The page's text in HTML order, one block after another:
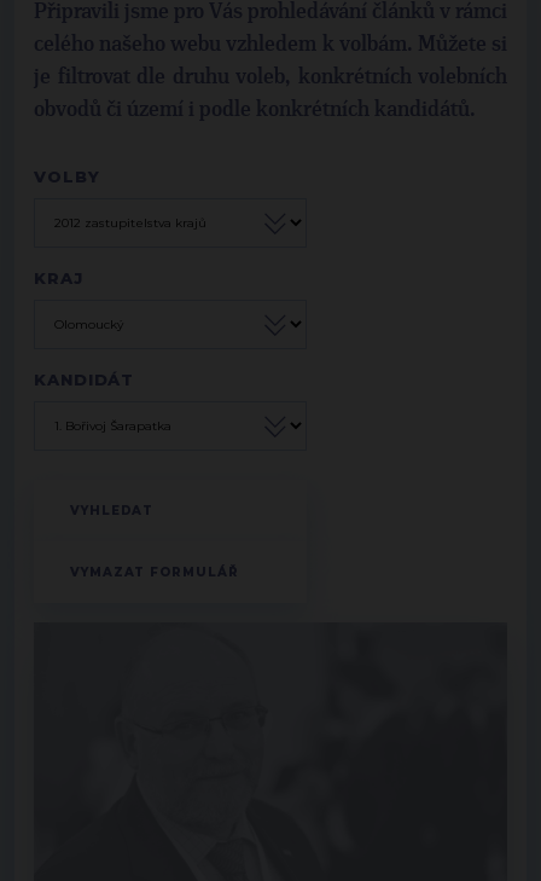
Připravili jsme pro Vás prohledávání článků v rámci
celého našeho webu vzhledem k volbám. Můžete si
je filtrovat dle druhu voleb, konkrétních volebních
obvodů či území i podle konkrétních kandidátů.
VOLBY
KRAJ
KANDIDÁT